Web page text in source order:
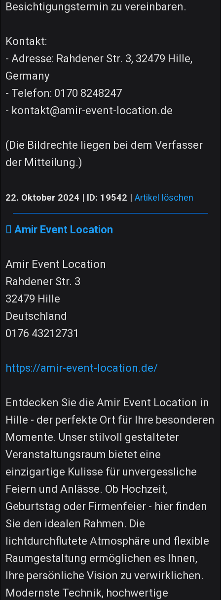
Besichtigungstermin zu vereinbaren.
Kontakt:
- Adresse: Rahdener Str. 3, 32479 Hille,
Germany
- Telefon: 0170 8248247
- kontakt@amir-event-location.de
(Die Bildrechte liegen bei dem Verfasser
der Mitteilung.)
22. Oktober 2024 | ID: 19542 | Artikel löschen
Amir Event Location
Amir Event Location
Rahdener Str. 3
32479 Hille
Deutschland
0176 43212731
https://amir-event-location.de/
Entdecken Sie die Amir Event Location in
Hille - der perfekte Ort für Ihre besonderen
Momente. Unser stilvoll gestalteter
Veranstaltungsraum bietet eine
einzigartige Kulisse für unvergessliche
Feiern und Anlässe. Ob Hochzeit,
Geburtstag oder Firmenfeier - hier finden
Sie den idealen Rahmen. Die
lichtdurchflutete Atmosphäre und flexible
Raumgestaltung ermöglichen es Ihnen,
Ihre persönliche Vision zu verwirklichen.
Modernste Technik, hochwertige